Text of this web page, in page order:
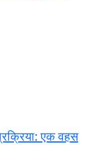
एक वहस